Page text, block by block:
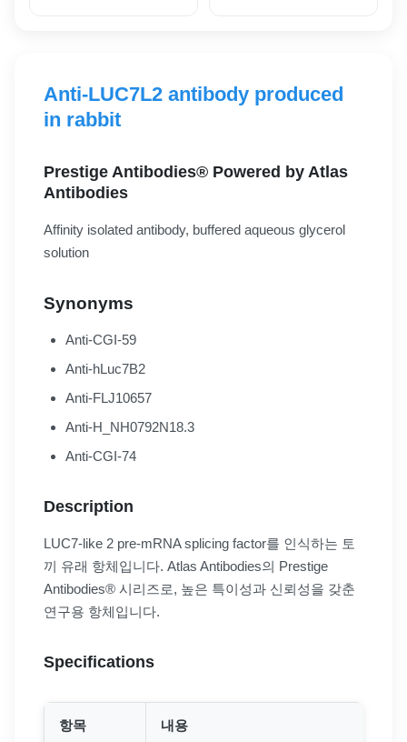
Anti-LUC7L2 antibody produced
in rabbit
Prestige Antibodies® Powered by Atlas
Antibodies
Affinity isolated antibody, buffered aqueous glycerol
solution
Synonyms
Anti-CGI-59
Anti-hLuc7B2
Anti-FLJ10657
Anti-H_NH0792N18.3
Anti-CGI-74
Description
LUC7-like 2 pre-mRNA splicing factor를 인식하는 토
끼 유래 항체입니다. Atlas Antibodies의 Prestige
Antibodies® 시리즈로, 높은 특이성과 신뢰성을 갖춘
연구용 항체입니다.
Specifications
항목 내용